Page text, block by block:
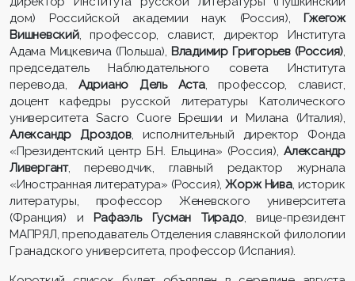
дом) Российской академии наук (Россия), Гжегож
Вишневский, профессор, славист, директор Института
Адама Мицкевича (Польша), Владимир Григорьев (Россия),
председатель Наблюдательного совета Института
перевода, Адриано Дель Аста, профессор, славист,
доцент кафедры русской литературы Католического
университета Sacro Cuore Брешии и Милана (Италия),
Александр Дроздов, исполнительный директор Фонда
«Президентский центр Б.Н. Ельцина» (Россия),Александр
Ливергант, переводчик, главный редактор журнала
«Иностранная литература» (Россия),Жорж Нива, историк
литературы, профессор Женевского университета
(Франция) и Рафаэль Гусман Тирадо, вице-президент
МАПРЯЛ, преподаватель Отделения славянской филологии
Гранадского университета, профессор (Испания).